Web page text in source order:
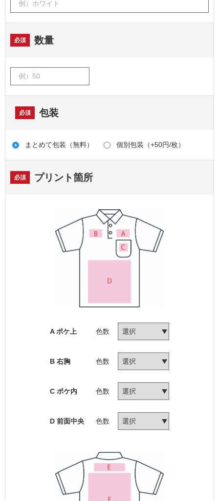
必須 数量
必須 包装
まとめて包装（無料） 個別包装（+50円/枚）
必須 プリント箇所
A ポケ上 色数
B 右胸 色数
C ポケ内 色数
D 前面中央 色数